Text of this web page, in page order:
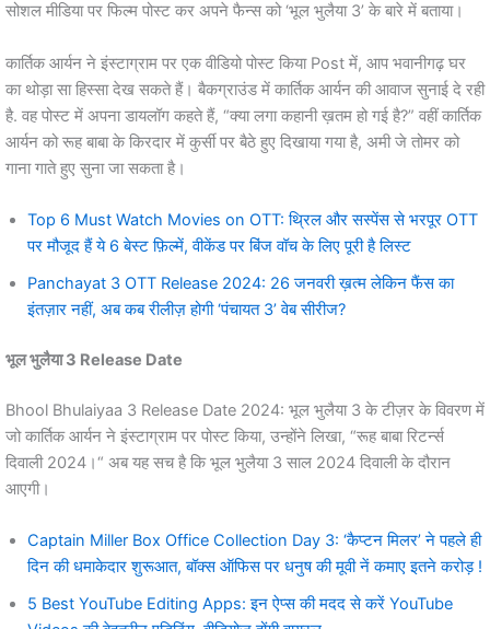
सोशल मीडिया पर फिल्म पोस्ट कर अपने फैन्स को ‘भूल भुलैया 3’ के बारे में बताया।
कार्तिक आर्यन ने इंस्टाग्राम पर एक वीडियो पोस्ट किया Post में, आप भवानीगढ़ घर
का थोड़ा सा हिस्सा देख सकते हैं। बैकग्राउंड में कार्तिक आर्यन की आवाज सुनाई दे रही
है. वह पोस्ट में अपना डायलॉग कहते हैं, “क्या लगा कहानी ख़तम हो गई है?” वहीं कार्तिक
आर्यन को रूह बाबा के किरदार में कुर्सी पर बैठे हुए दिखाया गया है, अमी जे तोमर को
गाना गाते हुए सुना जा सकता है।
Top 6 Must Watch Movies on OTT: थ्रिल और सस्पेंस से भरपूर OTT
पर मौजूद हैं ये 6 बेस्ट फ़िल्में, वीकेंड पर बिंज वॉच के लिए पूरी है लिस्ट
Panchayat 3 OTT Release 2024: 26 जनवरी ख़त्म लेकिन फैंस का
इंतज़ार नहीं, अब कब रीलीज़ होगी ‘पंचायत 3’ वेब सीरीज?
भूल भुलैया 3 Release Date
Bhool Bhulaiyaa 3 Release Date 2024: भूल भुलैया 3 के टीज़र के विवरण में
जो कार्तिक आर्यन ने इंस्टाग्राम पर पोस्ट किया, उन्होंने लिखा, “रूह बाबा रिटर्न्स
दिवाली 2024।“ अब यह सच है कि भूल भुलैया 3 साल 2024 दिवाली के दौरान
आएगी।
Captain Miller Box Office Collection Day 3: ‘कैप्टन मिलर’ ने पहले ही
दिन की धमाकेदार शुरूआत, बॉक्स ऑफिस पर धनुष की मूवी नें कमाए इतने करोड़ !
5 Best YouTube Editing Apps: इन ऐप्स की मदद से करें YouTube